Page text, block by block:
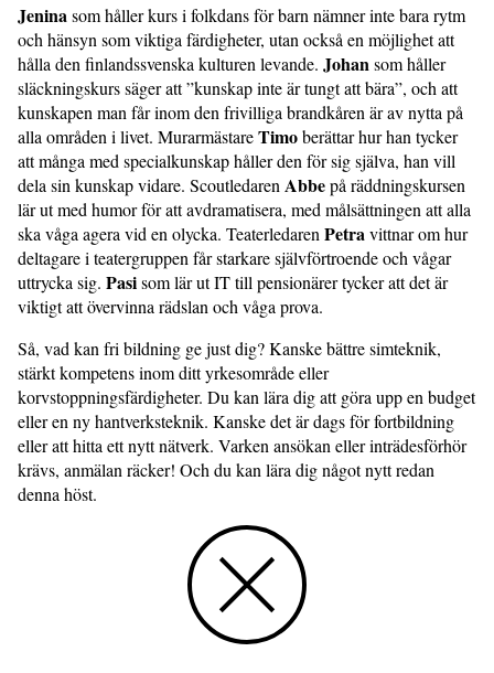
Jeninasom håller kurs i folkdans för barn nämner inte bara rytm
och hänsyn som viktiga färdigheter, utan också en möjlighet att
hålla den finlandssvenska kulturen levande. Johansom håller
släckningskurs säger att ”kunskap inte är tungt att bära”, och att
kunskapen man får inom den frivilliga brandkåren är av nytta på
alla områden i livet. MurarmästareTimoberättar hur han tycker
att många med specialkunskap håller den för sig själva, han vill
dela sin kunskap vidare. Scoutledaren Abbepå räddningskursen
lär ut med humor för att avdramatisera, med målsättningen att alla
ska våga agera vid en olycka. Teaterledaren Petravittnar om hur
deltagare i teatergruppen får starkare självförtroende och vågar
uttrycka sig. Pasisom lär ut IT till pensionärer tycker att det är
viktigt att övervinna rädslan och våga prova.
Så, vad kan fri bildning ge just dig? Kanske bättre simteknik,
stärkt kompetens inom ditt yrkesområde eller
korvstoppningsfärdigheter. Du kan lära dig att göra upp en budget
eller en ny hantverksteknik. Kanske det är dags för fortbildning
eller att hitta ett nytt nätverk. Varken ansökan eller inträdesförhör
krävs, anmälan räcker! Och du kan lära dig något nytt redan
denna höst.